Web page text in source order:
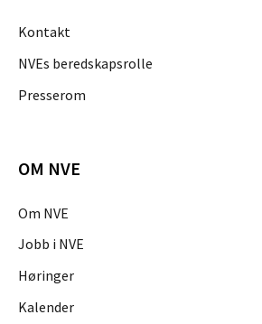
Kontakt
NVEs beredskapsrolle
Presserom
OM NVE
Om NVE
Jobb i NVE
Høringer
Kalender